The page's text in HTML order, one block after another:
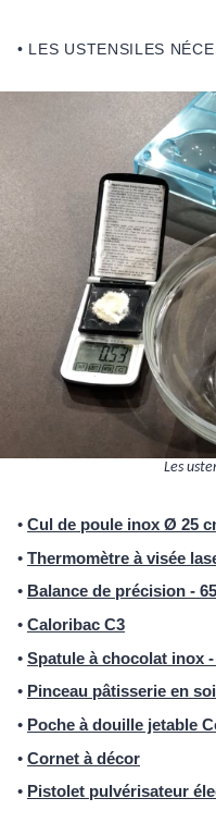
• LES USTENSILES
Les
• Cul de poule inox Ø 25
• Thermomètre à visée
• Balance de précision -
• Caloribac C3
• Spatule à chocolat inox -
• Pinceau pâtisserie en
• Poche à douille jetable
• Cornet à décor
• Pistolet pulvérisateur